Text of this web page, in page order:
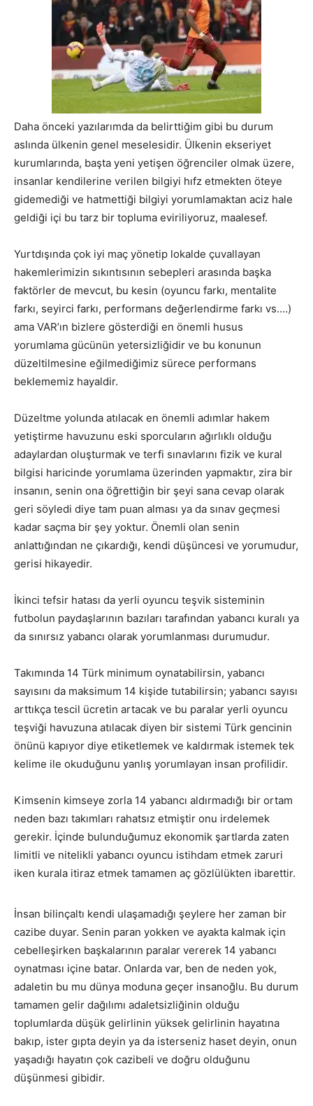
Daha önceki yazılarımda da belirttiğim gibi bu durum
aslında ülkenin genel meselesidir. Ülkenin ekseriyet
kurumlarında, başta yeni yetişen öğrenciler olmak üzere,
insanlar kendilerine verilen bilgiyi hıfz etmekten öteye
gidemediği ve hatmettiği bilgiyi yorumlamaktan aciz hale
geldiği içi bu tarz bir topluma eviriliyoruz, maalesef.
Yurtdışında çok iyi maç yönetip lokalde çuvallayan
hakemlerimizin sıkıntısının sebepleri arasında başka
faktörler de mevcut, bu kesin (oyuncu farkı, mentalite
farkı, seyirci farkı, performans değerlendirme farkı vs.…)
ama VAR’ın bizlere gösterdiği en önemli husus
yorumlama gücünün yetersizliğidir ve bu konunun
düzeltilmesine eğilmediğimiz sürece performans
beklememiz hayaldir.
Düzeltme yolunda atılacak en önemli adımlar hakem
yetiştirme havuzunu eski sporcuların ağırlıklı olduğu
adaylardan oluşturmak ve terfi sınavlarını fizik ve kural
bilgisi haricinde yorumlama üzerinden yapmaktır, zira bir
insanın, senin ona öğrettiğin bir şeyi sana cevap olarak
geri söyledi diye tam puan alması ya da sınav geçmesi
kadar saçma bir şey yoktur. Önemli olan senin
anlattığından ne çıkardığı, kendi düşüncesi ve yorumudur,
gerisi hikayedir.
İkinci tefsir hatası da yerli oyuncu teşvik sisteminin
futbolun paydaşlarının bazıları tarafından yabancı kuralı ya
da sınırsız yabancı olarak yorumlanması durumudur.
Takımında 14 Türk minimum oynatabilirsin, yabancı
sayısını da maksimum 14 kişide tutabilirsin; yabancı sayısı
arttıkça tescil ücretin artacak ve bu paralar yerli oyuncu
teşviği havuzuna atılacak diyen bir sistemi Türk gencinin
önünü kapıyor diye etiketlemek ve kaldırmak istemek tek
kelime ile okuduğunu yanlış yorumlayan insan profilidir.
Kimsenin kimseye zorla 14 yabancı aldırmadığı bir ortam
neden bazı takımları rahatsız etmiştir onu irdelemek
gerekir. İçinde bulunduğumuz ekonomik şartlarda zaten
limitli ve nitelikli yabancı oyuncu istihdam etmek zaruri
iken kurala itiraz etmek tamamen aç gözlülükten ibarettir.
İnsan bilinçaltı kendi ulaşamadığı şeylere her zaman bir
cazibe duyar. Senin paran yokken ve ayakta kalmak için
cebelleşirken başkalarının paralar vererek 14 yabancı
oynatması içine batar. Onlarda var, ben de neden yok,
adaletin bu mu dünya moduna geçer insanoğlu. Bu durum
tamamen gelir dağılımı adaletsizliğinin olduğu
toplumlarda düşük gelirlinin yüksek gelirlinin hayatına
bakıp, ister gıpta deyin ya da isterseniz haset deyin, onun
yaşadığı hayatın çok cazibeli ve doğru olduğunu
düşünmesi gibidir.